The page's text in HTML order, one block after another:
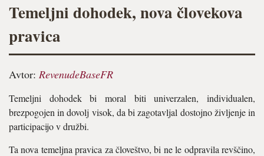
Temeljni dohodek, nova človekova
pravica
Avtor: RevenudeBaseFR
Temeljni dohodek bi moral biti univerzalen, individualen,
brezpogojen in dovolj visok, da bi zagotavljal dostojno življenje in
participacijo v družbi.
Ta nova temeljna pravica za človeštvo, bi ne le odpravila revščino,